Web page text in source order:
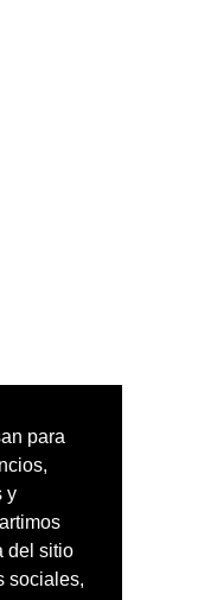
para
y
del sitio
sociales,